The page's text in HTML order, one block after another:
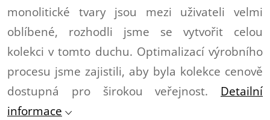
monolitické tvary jsou mezi uživateli velmi
oblíbené, rozhodli jsme se vytvořit celou
kolekci v tomto duchu. Optimalizací výrobního
procesu jsme zajistili, aby byla kolekce cenově
dostupná pro širokou veřejnost.
Detailní
informace